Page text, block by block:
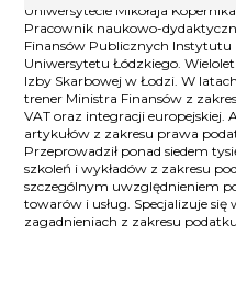
Uniwersytecie Mikołaja
Pracownik naukowo-
Finansów Publicznych Instytutu
Uniwersytetu Łódzkiego.
Izby Skarbowej w Łodzi. W
trener Ministra Finansów z
VAT oraz integracji europejskiej.
artykułów z zakresu prawa
Przeprowadził ponad siedem
szkoleń i wykładów z zakresu
szczególnym uwzględnieniem
towarów i usług. Specjalizuje się
zagadnieniach z zakresu podatku